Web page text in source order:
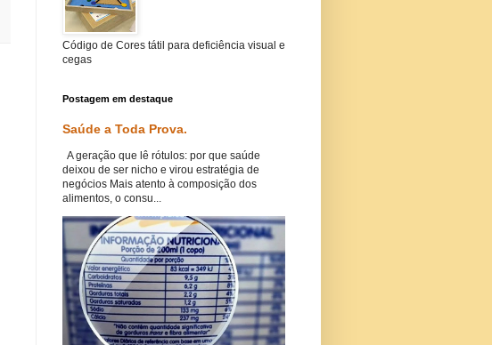
Código de Cores tátil para deficiência visual e
cegas
Postagem em destaque
Saúde a Toda Prova.
A geração que lê rótulos: por que saúde
deixou de ser nicho e virou estratégia de
negócios Mais atento à composição dos
alimentos, o consu...